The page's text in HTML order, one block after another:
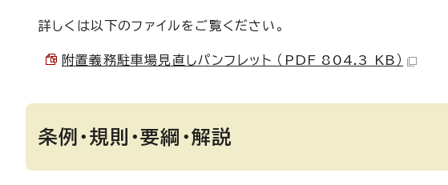
詳しくは以下のファイルをご覧ください。
附置義務駐車場見直しパンフレット （PDF 804.3 KB）
条例・規則・要綱・解説